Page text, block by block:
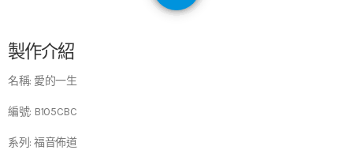
製作介紹
名稱: 愛的一生
編號: B105CBC
系列: 福音佈道